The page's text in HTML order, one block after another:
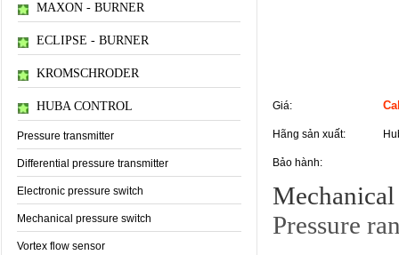
MAXON - BURNER
ECLIPSE - BURNER
KROMSCHRODER
HUBA CONTROL
Pressure transmitter
Differential pressure transmitter
Electronic pressure switch
Mechanical pressure switch
Vortex flow sensor
Giá:
Hãng sản xuất:
Bảo hành:
Pressure